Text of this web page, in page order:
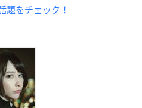
題をチェック！